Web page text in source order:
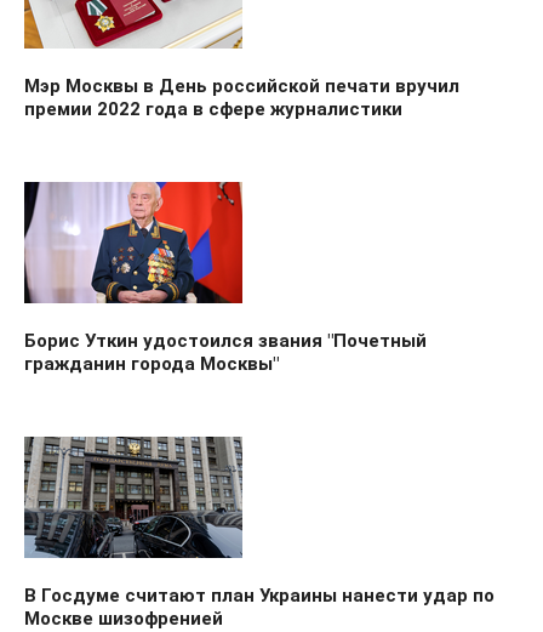
Мэр Москвы в День российской печати вручил
премии 2022 года в сфере журналистики
Борис Уткин удостоился звания "Почетный
гражданин города Москвы"
В Госдуме считают план Украины нанести удар по
Москве шизофренией